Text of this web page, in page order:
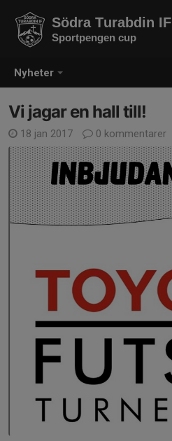
Nyheter
Södra Turabdin IF
Sportpengen cup
Vi jagar en hall till!
18 jan 2017 0 kommentarer